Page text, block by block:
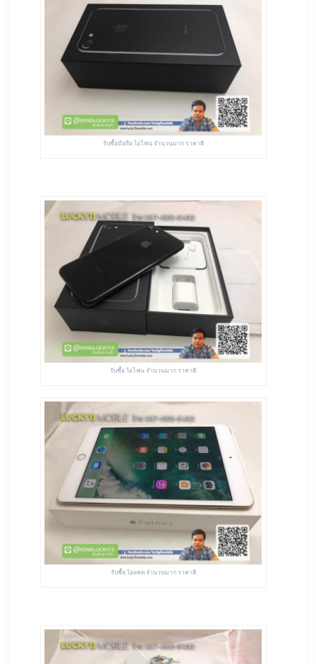
รับซื้อมือถือ ไอโฟน จำนวนมาก ราคาดี
รับซื้อ ไอโฟน จำนวนมาก ราคาดี
รับซื้อ ไอแพด จำนวนมาก ราคาดี